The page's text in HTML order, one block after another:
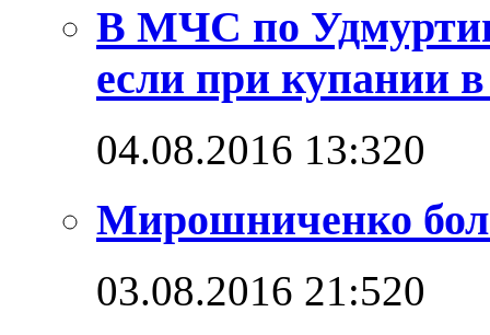
В МЧС по
если при купании
04.08.2016 13:320
Мирошниченко
03.08.2016 21:520